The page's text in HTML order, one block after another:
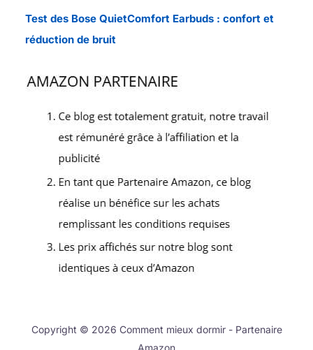
Test des Bose QuietComfort Earbuds : confort et
réduction de bruit
Copyright © 2026 Comment mieux dormir - Partenaire
Amazon